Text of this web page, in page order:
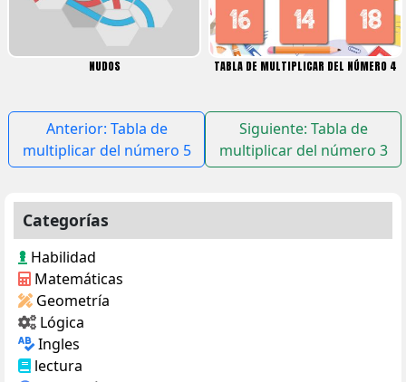
NUDOS TABLA DE MULTIPLICAR DEL NÚMERO 4
Navegación
de
Anterior: Tabla de
multiplicar del número 5
Siguiente: Tabla de
multiplicar del número 3
Categorías
Habilidad
Matemáticas
Geometría
Lógica
Ingles
lectura